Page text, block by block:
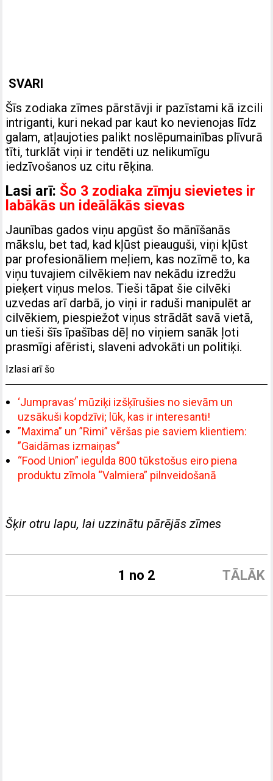
SVARI
Šīs zodiaka zīmes pārstāvji ir pazīstami kā izcili
intriganti, kuri nekad par kaut ko nevienojas līdz
galam, atļaujoties palikt noslēpumainības plīvurā
tīti, turklāt viņi ir tendēti uz nelikumīgu
iedzīvošanos uz citu rēķina.
Lasi arī: Šo 3 zodiaka zīmju sievietes ir
labākās un ideālākās sievas
Jaunības gados viņu apgūst šo mānīšanās
mākslu, bet tad, kad kļūst pieauguši, viņi kļūst
par profesionāliem meļiem, kas nozīmē to, ka
viņu tuvajiem cilvēkiem nav nekādu izredžu
pieķert viņus melos. Tieši tāpat šie cilvēki
uzvedas arī darbā, jo viņi ir raduši manipulēt ar
cilvēkiem, piespiežot viņus strādāt savā vietā,
un tieši šīs īpašības dēļ no viņiem sanāk ļoti
prasmīgi afēristi, slaveni advokāti un politiķi.
Izlasi arī šo
‘Jumpravas’ mūziķi izšķīrušies no sievām un
uzsākuši kopdzīvi; lūk, kas ir interesanti!
”Maxima” un ”Rimi” vēršas pie saviem klientiem:
”Gaidāmas izmaiņas”
“Food Union” iegulda 800 tūkstošus eiro piena
produktu zīmola “Valmiera” pilnveidošanā
Šķir otru lapu, lai uzzinātu pārējās zīmes
TĀLĀK
1 no 2